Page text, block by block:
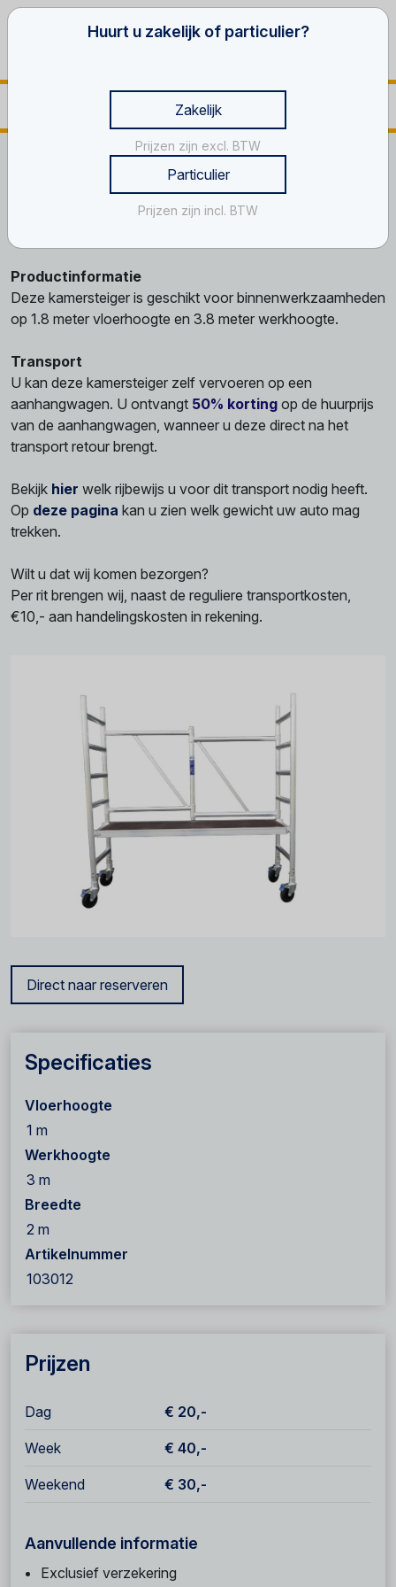
Werken op hoogte
Kamersteiger
Kamersteiger, 1.8 m
Productinformatie
Deze kamersteiger is geschikt voor binnenwerkzaamheden
op 1.8 meter vloerhoogte en 3.8 meter werkhoogte.
Transport
U kan deze kamersteiger zelf vervoeren op een
aanhangwagen. U ontvangt 50% korting op de huurprijs
van de aanhangwagen, wanneer u deze direct na het
transport retour brengt.
Bekijk hier welk rijbewijs u voor dit transport nodig heeft.
Op deze pagina kan u zien welk gewicht uw auto mag
trekken.
Wilt u dat wij komen bezorgen?
Per rit brengen wij, naast de reguliere transportkosten,
€10,- aan handelingskosten in rekening.
Direct naar reserveren
Specificaties
Vloerhoogte
1 m
Werkhoogte
3 m
Breedte
2 m
Artikelnummer
103012
Prijzen
Dag € 20,-
Week € 40,-
Weekend € 30,-
Aanvullende informatie
Exclusief verzekering
Huurt u zakelijk of particulier?
Zakelijk
Prijzen zijn excl. BTW
Particulier
Prijzen zijn incl. BTW